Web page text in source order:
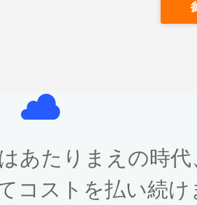
あたりまえの時代
コストを払い続